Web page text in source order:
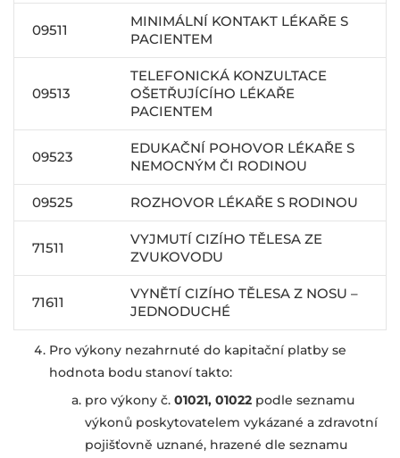
09511
MINIMÁLNÍ KONTAKT LÉKAŘE S
PACIENTEM
09513
TELEFONICKÁ KONZULTACE
OŠETŘUJÍCÍHO LÉKAŘE
PACIENTEM
09523
EDUKAČNÍ POHOVOR LÉKAŘE S
NEMOCNÝM ČI RODINOU
09525 ROZHOVOR LÉKAŘE S RODINOU
71511
VYJMUTÍ CIZÍHO TĚLESA ZE
ZVUKOVODU
71611
VYNĚTÍ CIZÍHO TĚLESA Z NOSU –
JEDNODUCHÉ
Pro výkony nezahrnuté do kapitační platby se
hodnota bodu stanoví takto:
pro výkony č. 01021, 01022 podle seznamu
výkonů poskytovatelem vykázané a zdravotní
pojišťovně uznané, hrazené dle seznamu